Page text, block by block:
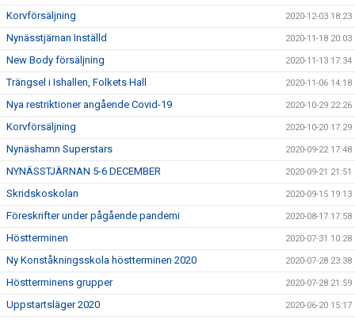
Korvförsäljning 2020-12-03 18:23
Nynässtjärnan Inställd 2020-11-18 20:03
New Body försäljning 2020-11-13 17:34
Trängsel i Ishallen, Folkets Hall 2020-11-06 14:18
Nya restriktioner angående Covid-19 2020-10-29 22:26
Korvförsäljning 2020-10-20 17:29
Nynäshamn Superstars 2020-09-22 17:48
NYNÄSSTJÄRNAN 5-6 DECEMBER 2020-09-21 21:51
Skridskoskolan 2020-09-15 19:13
Föreskrifter under pågående pandemi 2020-08-17 17:58
Höstterminen 2020-07-31 10:28
Ny Konståkningsskola höstterminen 2020 2020-07-28 23:38
Höstterminens grupper 2020-07-28 21:59
Uppstartsläger 2020 2020-06-20 15:17